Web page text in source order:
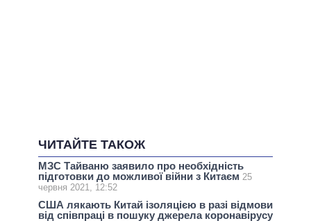
ЧИТАЙТЕ ТАКОЖ
МЗС Тайваню заявило про необхідність
підготовки до можливої війни з Китаєм 25
червня 2021, 12:52
США лякають Китай ізоляцією в разі відмови
від співпраці в пошуку джерела коронавірусу